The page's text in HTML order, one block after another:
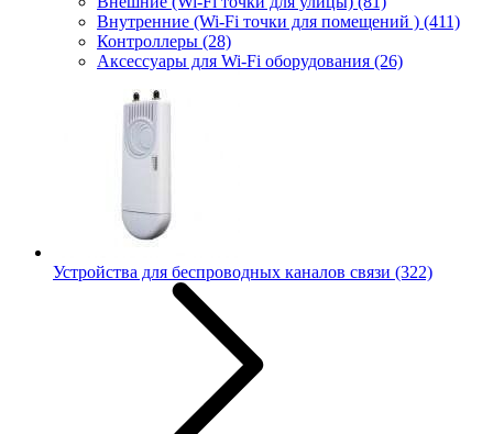
Внутренние (Wi-Fi точки для помещений ) (411)
Контроллеры (28)
Аксессуары для Wi-Fi оборудования (26)
Устройства для беспроводных каналов связи (322)